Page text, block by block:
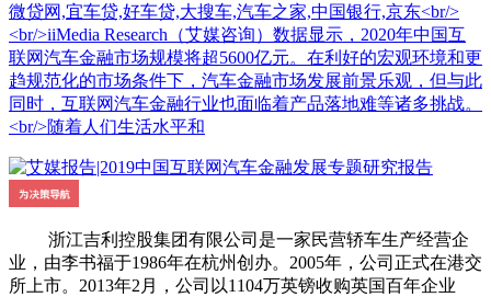
微贷网,宜车贷,好车贷,大搜车,汽车之家,中国银行,京东<br/>
<br/>iiMedia Research（艾媒咨询）数据显示，2020年中国互
联网汽车金融市场规模将超5600亿元。在利好的宏观环境和更
趋规范化的市场条件下，汽车金融市场发展前景乐观，但与此
同时，互联网汽车金融行业也面临着产品落地难等诸多挑战。
<br/>随着人们生活水平和
浙江吉利控股集团有限公司是一家民营轿车生产经营企
业，由李书福于1986年在杭州创办。2005年，公司正式在港交
所上市。2013年2月，公司以1104万英镑收购英国百年企业